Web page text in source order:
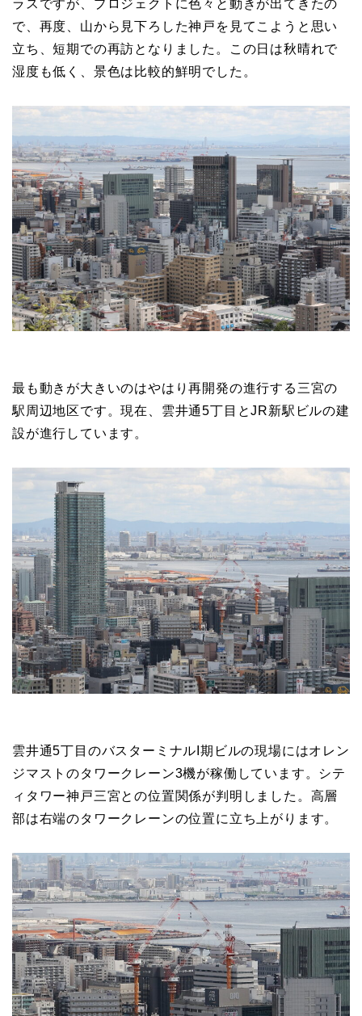
ラスですが、プロジェクトに色々と動きが出てきたの
で、再度、山から見下ろした神戸を見てこようと思い
立ち、短期での再訪となりました。この日は秋晴れで
湿度も低く、景色は比較的鮮明でした。
最も動きが大きいのはやはり再開発の進行する三宮の
駅周辺地区です。現在、雲井通5丁目とJR新駅ビルの建
設が進行しています。
雲井通5丁目のバスターミナルI期ビルの現場にはオレン
ジマストのタワークレーン3機が稼働しています。シテ
ィタワー神戸三宮との位置関係が判明しました。高層
部は右端のタワークレーンの位置に立ち上がります。